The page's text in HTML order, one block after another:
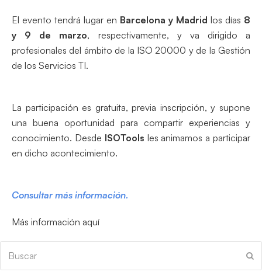
El evento tendrá lugar en Barcelona y Madrid los días 8
y 9 de marzo, respectivamente, y va dirigido a
profesionales del ámbito de la ISO 20000 y de la Gestión
de los Servicios TI.
La participación es gratuita, previa inscripción, y supone
una buena oportunidad para compartir experiencias y
conocimiento. Desde ISOTools les animamos a participar
en dicho acontecimiento.
Consultar más información.
Más información aquí